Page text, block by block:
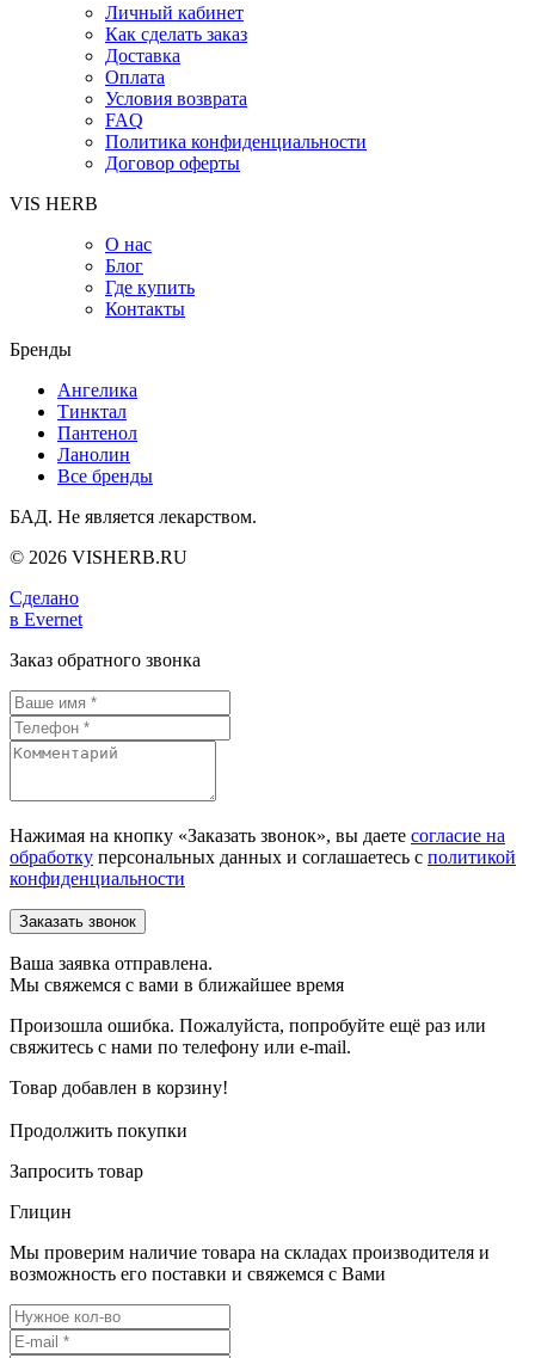
Личный кабинет
Как сделать заказ
Доставка
Оплата
Условия возврата
FAQ
Политика конфиденциальности
Договор оферты
VIS HERB
О нас
Блог
Где купить
Контакты
Бренды
Ангелика
Тинктал
Пантенол
Ланолин
Все бренды
БАД. Не является лекарством.
© 2026 VISHERB.RU
Сделано
в Evernet
Заказ обратного звонка
Нажимая на кнопку «Заказать звонок», вы даете согласие на
обработку персональных данных и соглашаетесь c политикой
конфиденциальности
Ваша заявка отправлена.
Мы свяжемся с вами в ближайшее время
Произошла ошибка. Пожалуйста, попробуйте ещё раз или
свяжитесь с нами по телефону или e-mail.
Товар добавлен в корзину!
Продолжить покупки
Запросить товар
Глицин
Мы проверим наличие товара на складах производителя и
возможность его поставки и свяжемся с Вами